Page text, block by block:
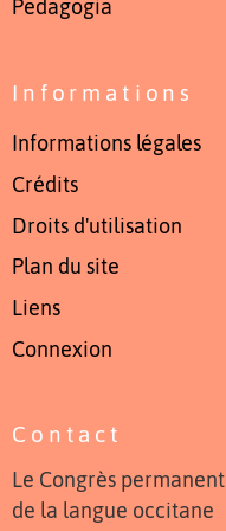
Pedagogia
Informations
Informations légales
Crédits
Droits d'utilisation
Plan du site
Liens
Connexion
Contact
Le Congrès permanent
de la langue occitane